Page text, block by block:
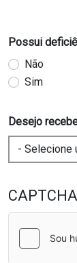
Possui
Não
Sim
Desejo
CAPTCHA